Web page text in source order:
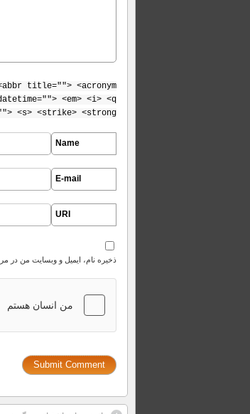
title=""> <acronym
<em> <i> <q
<s> <strike> <strong>
Name
E-mail
URI
ذخیره نام، ایمیل و وبسایت من در